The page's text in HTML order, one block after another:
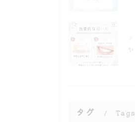
タグ Tags